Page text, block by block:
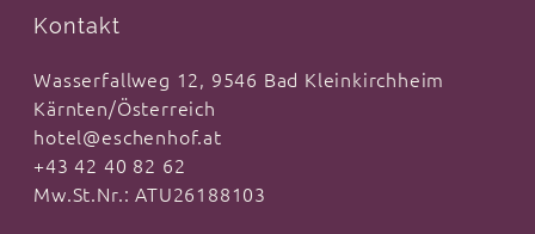
Kontakt
Wasserfallweg 12, 9546 Bad Kleinkirchheim
Kärnten/Österreich
hotel@eschenhof.at
+43 42 40 82 62
Mw.St.Nr.: ATU26188103